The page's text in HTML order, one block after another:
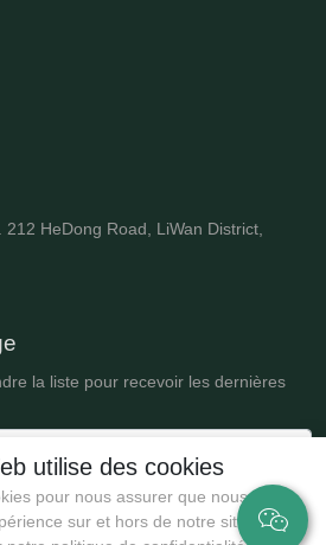
utilise des cookies
pour nous assurer que nous vous
sur et hors de notre site Web.
HeDong Road, LiWan District,
la liste pour recevoir les dernières